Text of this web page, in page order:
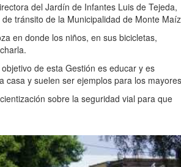
del Jardín de Infantes Luis de Tejeda,
tránsito de la Municipalidad de Monte
en donde los niños, en sus bicicletas,
de esta Gestión es educar y es
y suelen ser ejemplos para los
sobre la seguridad vial para que